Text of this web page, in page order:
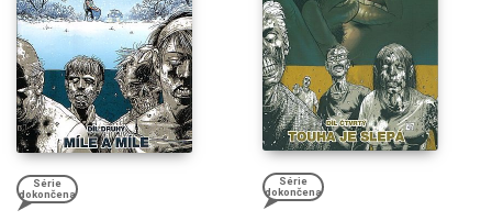
Série
dokončena
Série
dokončena